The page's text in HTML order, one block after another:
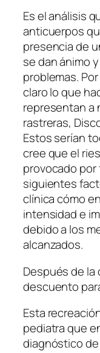
Es el análisis
anticuerpos
presencia de
se dan ánimo
problemas.
claro lo que
representan a
rastreras,
Estos serían
cree que el
provocado por
siguientes
clínica cómo
intensidad e
debido a los
alcanzados.
Después de la
descuento
Esta
pediatra que
diagnóstico